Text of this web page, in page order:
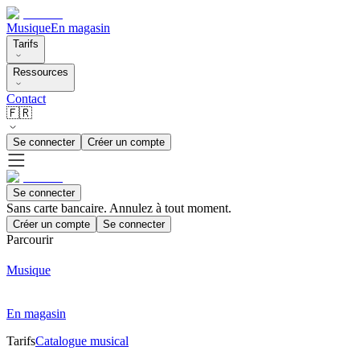
MusiqueEn magasin
Tarifs
Ressources
Contact
🇫🇷
Se connecter Créer un compte
Se connecter
Sans carte bancaire. Annulez à tout moment.
Créer un compte Se connecter
Parcourir
Musique
En magasin
TarifsCatalogue musical